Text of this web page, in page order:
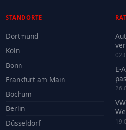
STANDORTE
Dortmund
Köln
Bonn
Frankfurt am Main
Bochum
Berlin
Düsseldorf
E-